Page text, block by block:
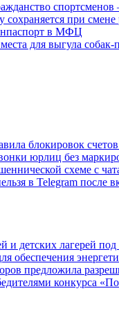
при смене
в МФЦ
для выгула собак-
блокировок
юрлиц без
схеме с
в Telegram после
и детских лагерей
обеспечения
предложила
конкурса